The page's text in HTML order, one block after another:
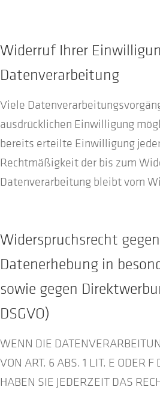
Widerruf Ihrer
Datenverarbeitung
Viele
ausdrücklichen Einwilligung
bereits erteilte Einwilligung
Rechtmäßigkeit der bis zum
Datenverarbeitung bleibt vom
Widerspruchsrecht
Datenerhebung in
sowie gegen
DSGVO)
WENN DIE
VON ART. 6 ABS. 1 LIT. E ODER F
HABEN SIE JEDERZEIT DAS